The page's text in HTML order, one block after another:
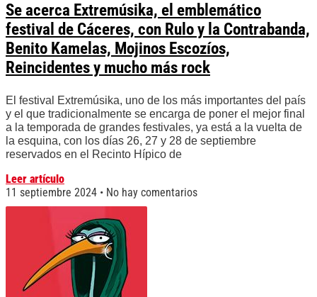
Se acerca Extremúsika, el emblemático
festival de Cáceres, con Rulo y la Contrabanda,
Benito Kamelas, Mojinos Escozíos,
Reincidentes y mucho más rock
El festival Extremúsika, uno de los más importantes del país
y el que tradicionalmente se encarga de poner el mejor final
a la temporada de grandes festivales, ya está a la vuelta de
la esquina, con los días 26, 27 y 28 de septiembre
reservados en el Recinto Hípico de
Leer artículo
11 septiembre 2024
No hay comentarios